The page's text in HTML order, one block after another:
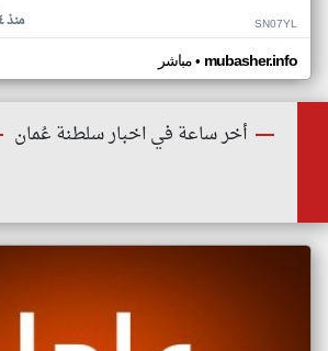
منذ ٤ أيام SN07YL
مباشر• mubasher.info
أخر ساعة في اخبار سلطنة عُمان